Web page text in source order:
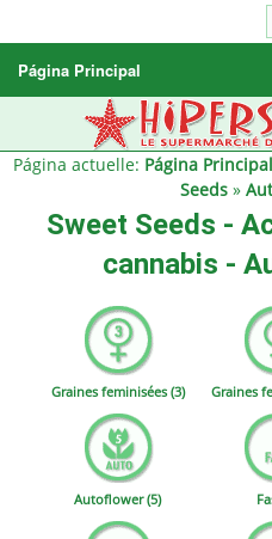
Página Principal
Graines de cannabis
Autres produits
Página actuelle: Página Principal
Seeds»
Sweet Seeds -
cannabis -
Graines feminisées (3) Graines
Autoflower (5)